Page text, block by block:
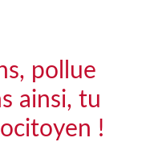
pollue
ainsi, tu
!